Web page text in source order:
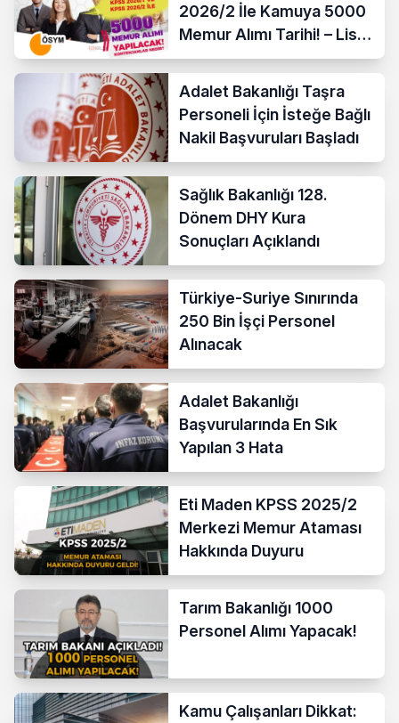
2026/2 İle Kamuya 5000
Memur Alımı Tarihi! – Lise,
Ön Lisans ve Lisans
Adalet Bakanlığı Taşra
Personeli İçin İsteğe Bağlı
Nakil Başvuruları Başladı
Sağlık Bakanlığı 128.
Dönem DHY Kura
Sonuçları Açıklandı
Türkiye-Suriye Sınırında
250 Bin İşçi Personel
Alınacak
Adalet Bakanlığı
Başvurularında En Sık
Yapılan 3 Hata
Eti Maden KPSS 2025/2
Merkezi Memur Ataması
Hakkında Duyuru
Tarım Bakanlığı 1000
Personel Alımı Yapacak!
Kamu Çalışanları Dikkat: